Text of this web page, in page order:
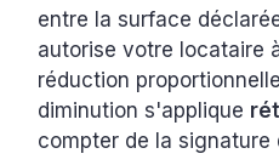
entre la surface
autorise votre locataire
réduction
diminution s'applique
compter de la signature